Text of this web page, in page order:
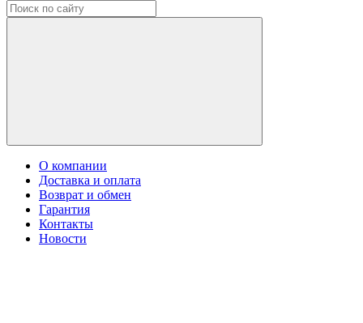
О компании
Доставка и оплата
Возврат и обмен
Гарантия
Контакты
Новости